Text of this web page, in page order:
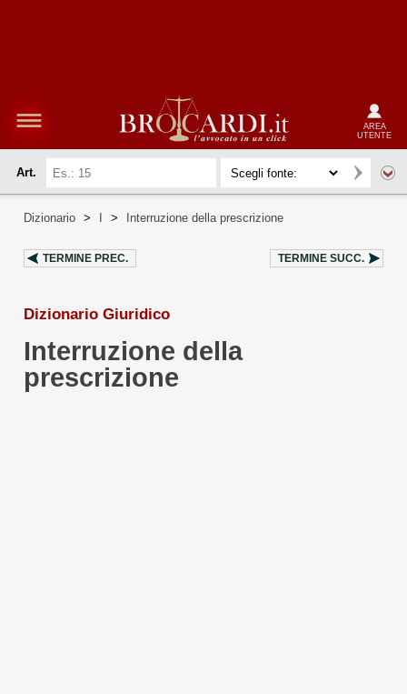
AREA
UTENTE
Art.
Dizionario > > Interruzione della prescrizione
TERMINE PREC. TERMINE SUCC.
Dizionario Giuridico
Interruzione della
prescrizione